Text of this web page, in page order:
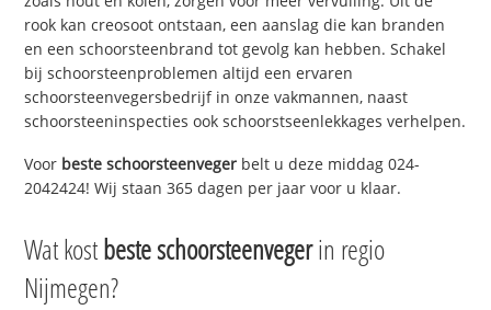
rook kan creosoot ontstaan, een aanslag die kan branden
en een schoorsteenbrand tot gevolg kan hebben. Schakel
bij schoorsteenproblemen altijd een ervaren
schoorsteenvegersbedrijf in onze vakmannen, naast
schoorsteeninspecties ook schoorstseenlekkages verhelpen.
Voor beste schoorsteenveger belt u deze middag 024-
2042424! Wij staan 365 dagen per jaar voor u klaar.
Wat kostbeste schoorsteenvegerin regio
Nijmegen?